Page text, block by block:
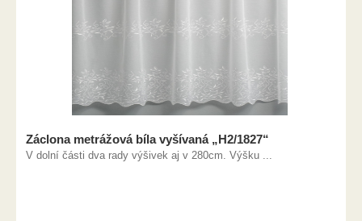
Záclona metrážová bíla vyšívaná „H2/1827“
V dolní části dva rady výšivek aj v 280cm. Výšku ...